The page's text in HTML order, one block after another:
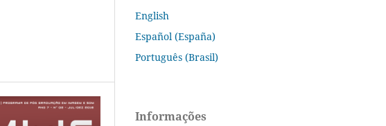
English
Español (España)
Português (Brasil)
Informações